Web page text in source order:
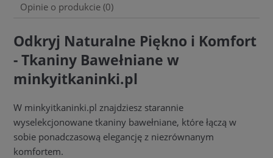
Opinie o produkcie (0)
Odkryj Naturalne Piękno i Komfort
- Tkaniny Bawełniane w
minkyitkaninki.pl
W minkyitkaninki.pl znajdziesz starannie
wyselekcjonowane tkaniny bawełniane, które łączą w
sobie ponadczasową elegancję z niezrównanym
komfortem.